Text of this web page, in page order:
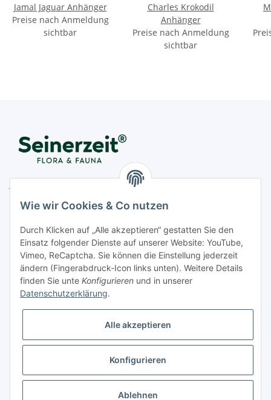
Jamal Jaguar Anhänger
Preise nach Anmeldung
sichtbar
Charles Krokodil
Anhänger
Preise nach Anmeldung
sichtbar
D - 10711 Berlin
Telefon+49 (0)30 364 123 80
Fax+49 (0)30 364 123 82
Mo-Fr von 11:00 - 17:00 Uhr
E-Mailoffice@seinerzeit-berlin.de
Gesetzliche Informationen
* Alle Preise zzgl. gesetzlicher USt., zzgl.Versand
Wie wir Cookies & Co nutzen
Durch Klicken auf „Alle akzeptieren“ gestatten Sie den
Einsatz folgender Dienste auf unserer Website: YouTube,
Vimeo, ReCaptcha. Sie können die Einstellung jederzeit
ändern (Fingerabdruck-Icon links unten). Weitere Details
finden Sie unte Konfigurieren und in unserer
Datenschutzerklärung.
Alle akzeptieren
Konfigurieren
Ablehnen